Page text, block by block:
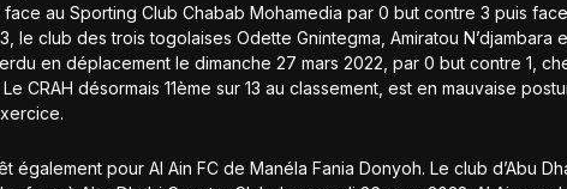
face au Sporting Club Chabab Mohamedia par 0 but contre 3 puis
le club des trois togolaises Odette Gnintegma, Amiratou N’djambara
en déplacement le dimanche 27 mars 2022, par 0 but contre 1,
CRAH désormais 11ème sur 13 au classement, est en mauvaise
également pour Al Ain FC de Manéla Fania Donyoh. Le club d’Abu